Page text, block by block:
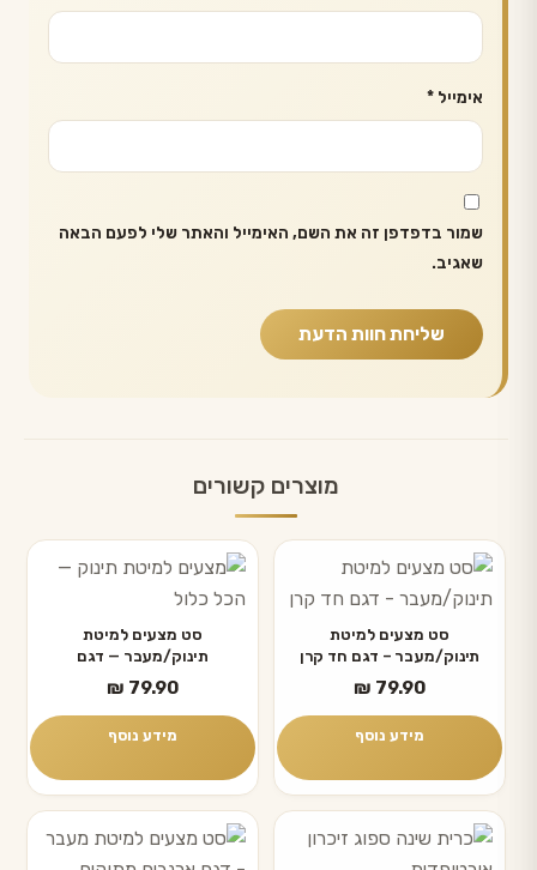
אימייל *
שמור בדפדפן זה את השם, האימייל והאתר שלי לפעם הבאה
שאגיב.
מוצרים קשורים
סט מצעים למיטת
תינוק/מעבר – דגם חד קרן
₪ 79.90
מידע נוסף
סט מצעים למיטת
תינוק/מעבר — דגם
HUDSON
₪ 79.90
מידע נוסף